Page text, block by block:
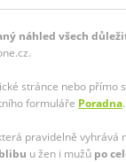
náhled všech
stránce nebo přímo
formuláře Poradna.
pravidelně vyhrává
u žen i mužů po